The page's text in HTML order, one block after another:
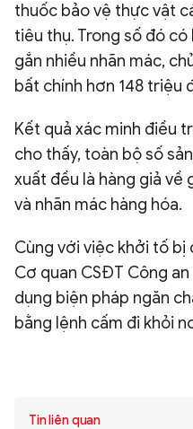
thuốc bảo vệ thực vật
tiêu thụ. Trong số đó có
gắn nhiều nhãn mác,
bất chính hơn 148 triệu
Kết quả xác minh điều
cho thấy, toàn bộ số
xuất đều là hàng giả về
và nhãn mác hàng hóa.
Cùng với việc khởi tố bị
Cơ quan CSĐT Công
dụng biện pháp ngăn
bằng lệnh cấm đi khỏi
Tin liên quan